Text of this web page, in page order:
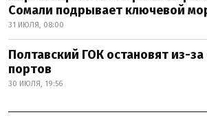
Сомали подрывает ключевой
31 ИЮЛЯ, 08:00
Полтавский ГОК остановят из-
портов
30 ИЮЛЯ, 19:56